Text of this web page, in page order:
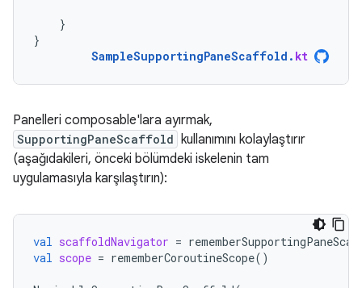
}
}
SampleSupportingPaneScaffold . kt
Panelleri composable'lara ayırmak,
SupportingPaneScaffold
kullanımını kolaylaştırır
(aşağıdakileri, önceki bölümdeki iskelenin tam
uygulamasıyla karşılaştırın):
val scaffoldNavigator =
val scope = rememberCoroutineScope()